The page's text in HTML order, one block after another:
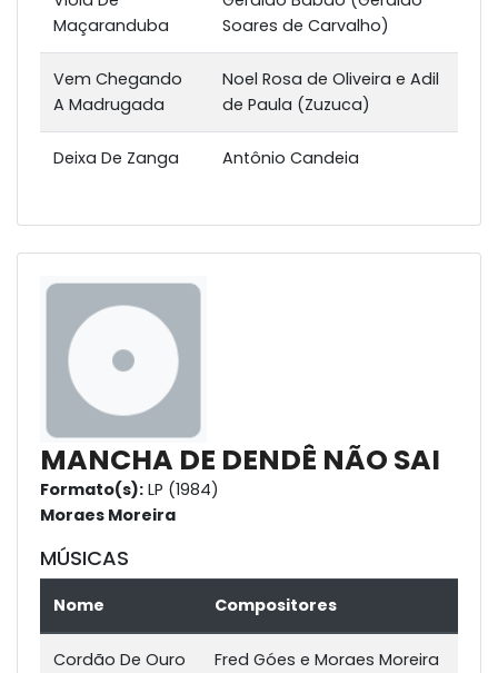
Maçaranduba
Soares de Carvalho)
Vem Chegando
A Madrugada
Noel Rosa de Oliveira e Adil
de Paula (Zuzuca)
Deixa De Zanga Antônio Candeia
MANCHA DE DENDÊ NÃO SAI
Formato(s): LP (1984)
Moraes Moreira
MÚSICAS
Nome Compositores
Cordão De Ouro Fred Góes e Moraes Moreira